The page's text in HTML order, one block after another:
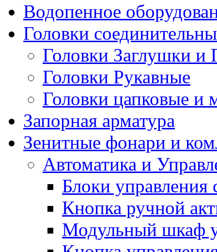
Водопенное
Головки
Головки Заглушки и
Головки Рукавные
Головки цапковые и
Запорная арматура
Зенитные фонари и
Автоматика и
Блоки
Кнопка ручной
Модульный шкаф